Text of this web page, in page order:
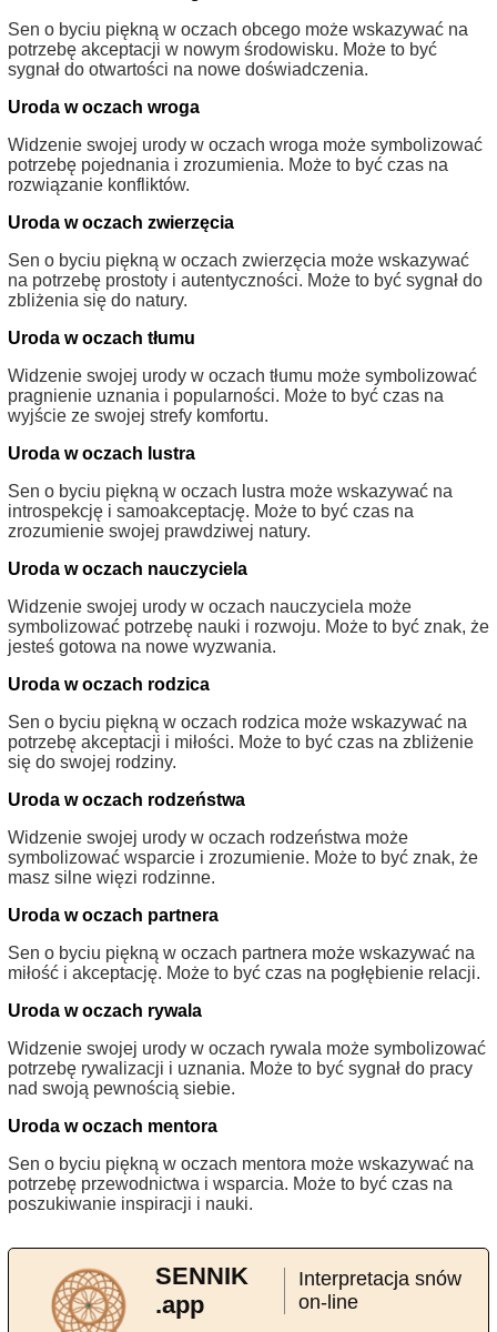
Sen o byciu piękną w oczach obcego może wskazywać na
potrzebę akceptacji w nowym środowisku. Może to być
sygnał do otwartości na nowe doświadczenia.
Uroda w oczach wroga
Widzenie swojej urody w oczach wroga może symbolizować
potrzebę pojednania i zrozumienia. Może to być czas na
rozwiązanie konfliktów.
Uroda w oczach zwierzęcia
Sen o byciu piękną w oczach zwierzęcia może wskazywać
na potrzebę prostoty i autentyczności. Może to być sygnał do
zbliżenia się do natury.
Uroda w oczach tłumu
Widzenie swojej urody w oczach tłumu może symbolizować
pragnienie uznania i popularności. Może to być czas na
wyjście ze swojej strefy komfortu.
Uroda w oczach lustra
Sen o byciu piękną w oczach lustra może wskazywać na
introspekcję i samoakceptację. Może to być czas na
zrozumienie swojej prawdziwej natury.
Uroda w oczach nauczyciela
Widzenie swojej urody w oczach nauczyciela może
symbolizować potrzebę nauki i rozwoju. Może to być znak, że
jesteś gotowa na nowe wyzwania.
Uroda w oczach rodzica
Sen o byciu piękną w oczach rodzica może wskazywać na
potrzebę akceptacji i miłości. Może to być czas na zbliżenie
się do swojej rodziny.
Uroda w oczach rodzeństwa
Widzenie swojej urody w oczach rodzeństwa może
symbolizować wsparcie i zrozumienie. Może to być znak, że
masz silne więzi rodzinne.
Uroda w oczach partnera
Sen o byciu piękną w oczach partnera może wskazywać na
miłość i akceptację. Może to być czas na pogłębienie relacji.
Uroda w oczach rywala
Widzenie swojej urody w oczach rywala może symbolizować
potrzebę rywalizacji i uznania. Może to być sygnał do pracy
nad swoją pewnością siebie.
Uroda w oczach mentora
Sen o byciu piękną w oczach mentora może wskazywać na
potrzebę przewodnictwa i wsparcia. Może to być czas na
poszukiwanie inspiracji i nauki.
SENNIK
.app
Interpretacja snów
on-line